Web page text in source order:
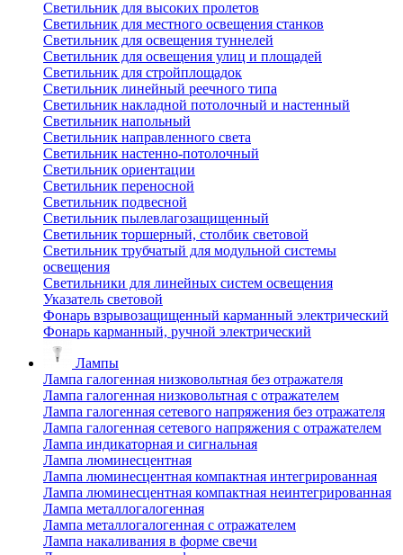
Светильник для высоких пролетов
Светильник для местного освещения станков
Светильник для освещения туннелей
Светильник для освещения улиц и площадей
Светильник для стройплощадок
Светильник линейный реечного типа
Светильник накладной потолочный и настенный
Светильник напольный
Светильник направленного света
Светильник настенно-потолочный
Светильник ориентации
Светильник переносной
Светильник подвесной
Светильник пылевлагозащищенный
Светильник торшерный, столбик световой
Светильник трубчатый для модульной системы
освещения
Светильники для линейных систем освещения
Указатель световой
Фонарь взрывозащищенный карманный электрический
Фонарь карманный, ручной электрический
Лампы
Лампа галогенная низковольтная без отражателя
Лампа галогенная низковольтная с отражателем
Лампа галогенная сетевого напряжения без отражателя
Лампа галогенная сетевого напряжения с отражателем
Лампа индикаторная и сигнальная
Лампа люминесцентная
Лампа люминесцентная компактная интегрированная
Лампа люминесцентная компактная неинтегрированная
Лампа металлогалогенная
Лампа металлогалогенная с отражателем
Лампа накаливания в форме свечи